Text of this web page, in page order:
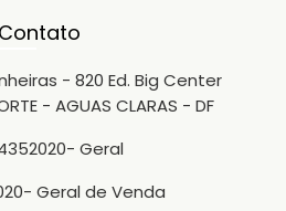
Contato
- 820 Ed. Big Center
- AGUAS CLARAS - DF
- Geral
- Geral de Venda